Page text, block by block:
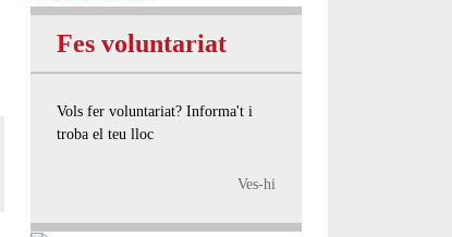
Fes voluntariat
Vols fer voluntariat? Informa't i
troba el teu lloc
Ves-hi